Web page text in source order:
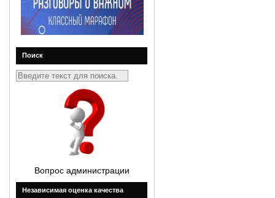
Поиск
Вопрос администрации
Незавиcимая оценка качества